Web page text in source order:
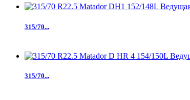
315/70...
315/70...